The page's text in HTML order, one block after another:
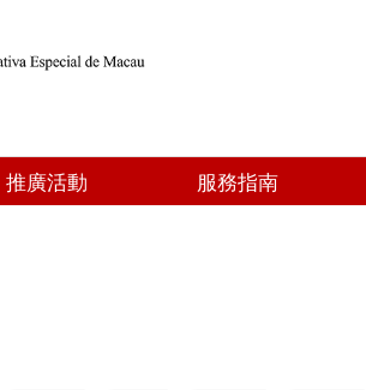
推廣活動 服務指南